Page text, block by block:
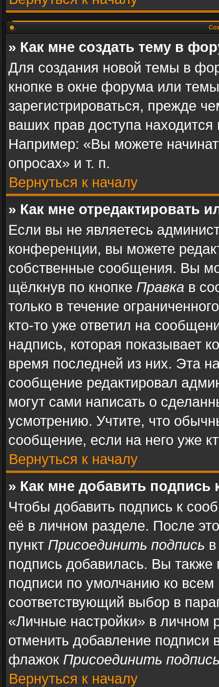
» Как мне создать тему в
Для создания новой темы в
кнопке в окне форума или
зарегистрироваться, прежде
ваших прав доступа
Например: «Вы можете
опросах» и т. п.
Вернуться к началу
» Как мне отредактировать
Если вы не являетесь
конференции, вы можете
собственные сообщения. Вы
щёлкнув по кнопке Правка в
только в течение
кто-то уже ответил на
надпись, которая показывает
время последней из них. Эта
сообщение редактировал
могут сами написать о
усмотрению. Учтите, что
сообщение, если на него уже
Вернуться к началу
» Как мне добавить
Чтобы добавить подпись к
её в личном разделе. После
пункт Присоединить подпись
подпись добавилась. Вы
подписи по умолчанию ко
соответствующий выбор в
«Личные настройки» в личном
отменить добавление
флажок Присоединить
Вернуться к началу